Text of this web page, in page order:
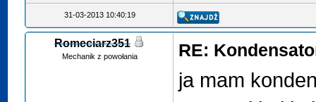
31-03-2013 10:40:19
Romeciarz351
Mechanik z powołania RE:
ja mam